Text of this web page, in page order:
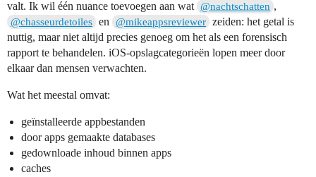
valt. Ik wil één nuance toevoegen aan wat @nachtschatten ,
@chasseurdetoiles en @mikeappsreviewer zeiden: het getal is
nuttig, maar niet altijd precies genoeg om het als een forensisch
rapport te behandelen. iOS-opslagcategorieën lopen meer door
elkaar dan mensen verwachten.
Wat het meestal omvat:
geïnstalleerde appbestanden
door apps gemaakte databases
gedownloade inhoud binnen apps
caches